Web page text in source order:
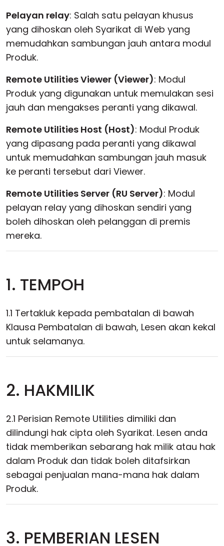
Pelayan relay: Salah satu pelayan khusus
yang dihoskan oleh Syarikat di Web yang
memudahkan sambungan jauh antara modul
Produk.
Remote Utilities Viewer (Viewer): Modul
Produk yang digunakan untuk memulakan sesi
jauh dan mengakses peranti yang dikawal.
Remote Utilities Host (Host): Modul Produk
yang dipasang pada peranti yang dikawal
untuk memudahkan sambungan jauh masuk
ke peranti tersebut dari Viewer.
Remote Utilities Server (RU Server): Modul
pelayan relay yang dihoskan sendiri yang
boleh dihoskan oleh pelanggan di premis
mereka.
1. TEMPOH
1.1 Tertakluk kepada pembatalan di bawah
Klausa Pembatalan di bawah, Lesen akan kekal
untuk selamanya.
2. HAKMILIK
2.1 Perisian Remote Utilities dimiliki dan
dilindungi hak cipta oleh Syarikat. Lesen anda
tidak memberikan sebarang hak milik atau hak
dalam Produk dan tidak boleh ditafsirkan
sebagai penjualan mana-mana hak dalam
Produk.
3. PEMBERIAN LESEN